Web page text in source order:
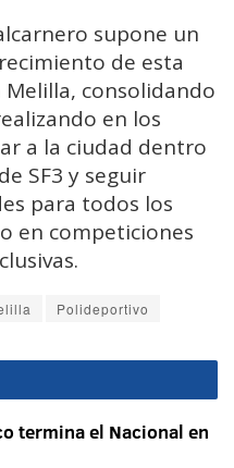
supone un
de esta
consolidando
en los
a la ciudad dentro
SF3 y seguir
para todos los
en competiciones
Polideportivo
termina el Nacional en